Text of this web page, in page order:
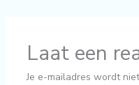
Laat een
Je e-mailadres wordt